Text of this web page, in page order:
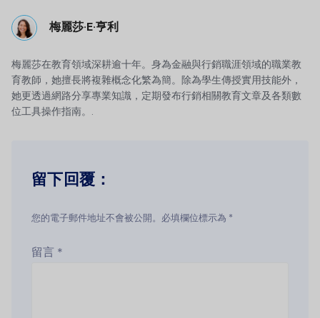
梅麗莎·E·亨利
梅麗莎在教育領域深耕逾十年。身為金融與行銷職涯領域的職業教
育教師，她擅長將複雜概念化繁為簡。除為學生傳授實用技能外，
她更透過網路分享專業知識，定期發布行銷相關教育文章及各類數
位工具操作指南。.
留下回覆：
您的電子郵件地址不會被公開。必填欄位標示為 *
留言 *